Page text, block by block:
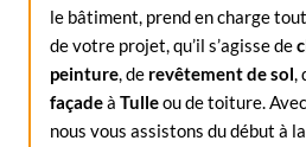
le bâtiment, prend en charge
de votre projet, qu’il s’agisse de
peinture, de revêtement de sol,
façadeà Tulleou de toiture.
nous vous assistons du début à